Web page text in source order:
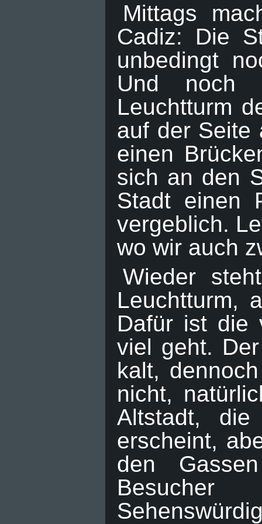
Mittags
Cadiz: Die
unbedingt
Und noch
Leuchtturm
auf der Seite
einen
sich an den
Stadt einen
vergeblich.
wo wir auch
Wieder
Leuchtturm,
Dafür ist die
viel geht.
kalt,
nicht,
Altstadt, die
erscheint,
den